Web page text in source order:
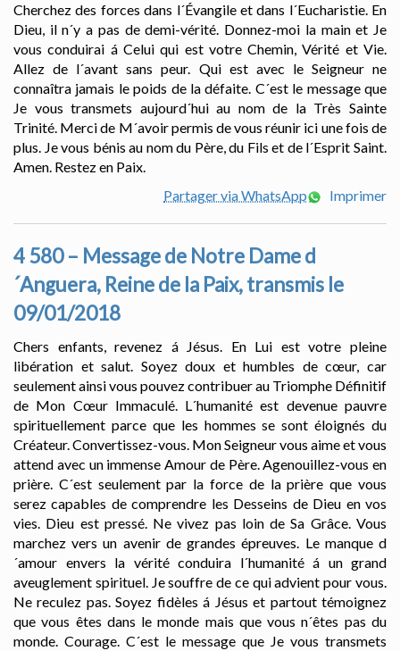
Cherchez des forces dans l´Évangile et dans l´Eucharistie. En
Dieu, il n´y a pas de demi-vérité. Donnez-moi la main et Je
vous conduirai á Celui qui est votre Chemin, Vérité et Vie.
Allez de l´avant sans peur. Qui est avec le Seigneur ne
connaîtra jamais le poids de la défaite. C´est le message que
Je vous transmets aujourd´hui au nom de la Très Sainte
Trinité. Merci de M´avoir permis de vous réunir ici une fois de
plus. Je vous bénis au nom du Père, du Fils et de l´Esprit Saint.
Amen. Restez en Paix.
Partager via WhatsApp
Imprimer
4 580 – Message de Notre Dame d
´Anguera, Reine de la Paix, transmis le
09/01/2018
Chers enfants, revenez á Jésus. En Lui est votre pleine
libération et salut. Soyez doux et humbles de cœur, car
seulement ainsi vous pouvez contribuer au Triomphe Définitif
de Mon Cœur Immaculé. L´humanité est devenue pauvre
spirituellement parce que les hommes se sont éloignés du
Créateur. Convertissez-vous. Mon Seigneur vous aime et vous
attend avec un immense Amour de Père. Agenouillez-vous en
prière. C´est seulement par la force de la prière que vous
serez capables de comprendre les Desseins de Dieu en vos
vies. Dieu est pressé. Ne vivez pas loin de Sa Grâce. Vous
marchez vers un avenir de grandes épreuves. Le manque d
´amour envers la vérité conduira l´humanité á un grand
aveuglement spirituel. Je souffre de ce qui advient pour vous.
Ne reculez pas. Soyez fidèles á Jésus et partout témoignez
que vous êtes dans le monde mais que vous n´êtes pas du
monde. Courage. C´est le message que Je vous transmets